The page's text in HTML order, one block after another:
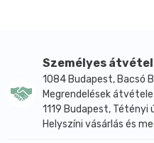
Személyes
1084 Budapest, Bacsó
Megrendelések átvétele
1119 Budapest, Tétényi
Helyszíni vásárlás és